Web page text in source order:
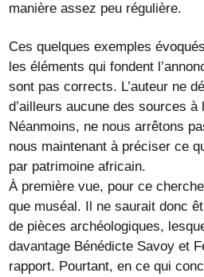
manière assez peu régulière.
Ces quelques exemples
les éléments qui fondent
sont pas corrects. L’auteur ne
d’ailleurs aucune des sources à
Néanmoins, ne nous arrêtons
nous maintenant à préciser ce
par patrimoine africain.
À première vue, pour ce
que muséal. Il ne saurait donc
de pièces archéologiques,
davantage Bénédicte Savoy et
rapport. Pourtant, en ce qui